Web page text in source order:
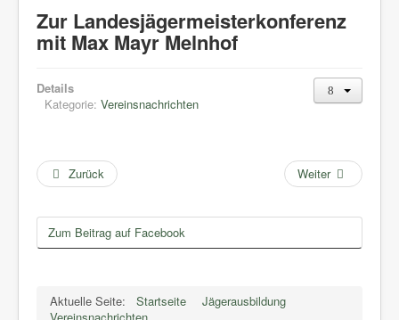
Zur Landesjägermeisterkonferenz
mit Max Mayr Melnhof
Details
Kategorie: Vereinsnachrichten
Zurück Weiter
Zum Beitrag auf Facebook
Aktuelle Seite: Startseite
Jägerausbildung